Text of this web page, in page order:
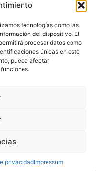
tecnologías como las
del dispositivo. El
procesar datos como
únicas en este
puede afectar
privacidadImpressum
|Política de Privacidad